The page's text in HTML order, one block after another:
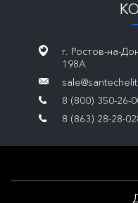
г. Ростов-на-
198А
8 (800) 350-26-
8 (863) 28-28-